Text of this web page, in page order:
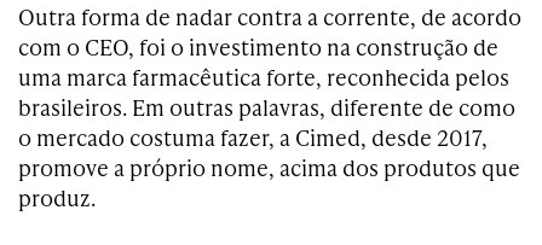
Outra forma de nadar contra a corrente, de acordo
com o CEO, foi o investimento na construção de
uma marca farmacêutica forte, reconhecida pelos
brasileiros. Em outras palavras, diferente de como
o mercado costuma fazer, a Cimed, desde 2017,
promove a próprio nome, acima dos produtos que
produz.